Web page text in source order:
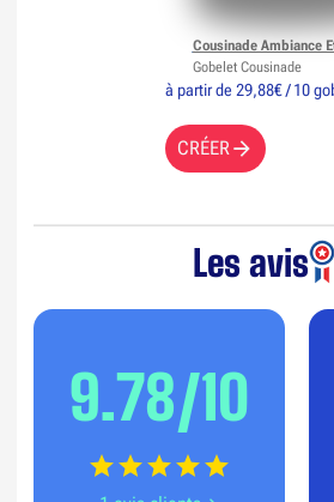
à partir de 29,88€ / 10
CRÉER
Cousinade Ambiance
Gobelet Cousinade
Les avis
9.78/10